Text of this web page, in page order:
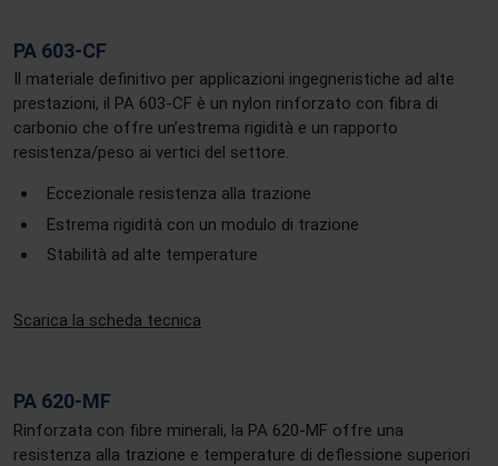
PA 603-CF
Il materiale definitivo per applicazioni ingegneristiche ad alte
prestazioni, il PA 603-CF è un nylon rinforzato con fibra di
carbonio che offre un’estrema rigidità e un rapporto
resistenza/peso ai vertici del settore.
Eccezionale resistenza alla trazione
Estrema rigidità con un modulo di trazione
Stabilità ad alte temperature
Scarica la scheda tecnica
PA 620-MF
Rinforzata con fibre minerali, la PA 620-MF offre una
resistenza alla trazione e temperature di deflessione superiori